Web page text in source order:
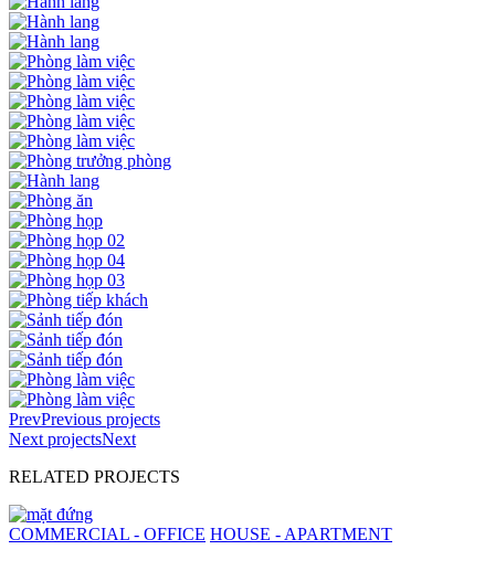
PrevPrevious projects
Next projectsNext
RELATED PROJECTS
COMMERCIAL - OFFICE HOUSE - APARTMENT